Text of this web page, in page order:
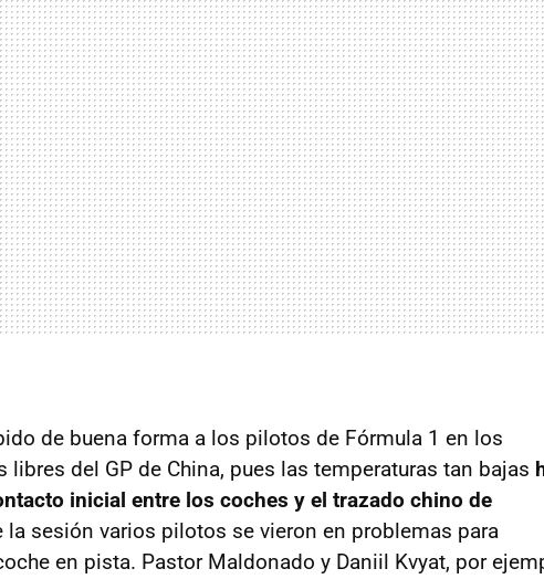
de buena forma a los pilotos de Fórmula 1 en los
del GP de China, pues las temperaturas tan bajas
inicial entre los coches y el trazado chino de
la sesión varios pilotos se vieron en problemas para
en pista. Pastor Maldonado y Daniil Kvyat, por